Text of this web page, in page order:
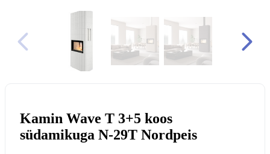
Kamin Wave T 3+5 koos
südamikuga N-29T Nordpeis